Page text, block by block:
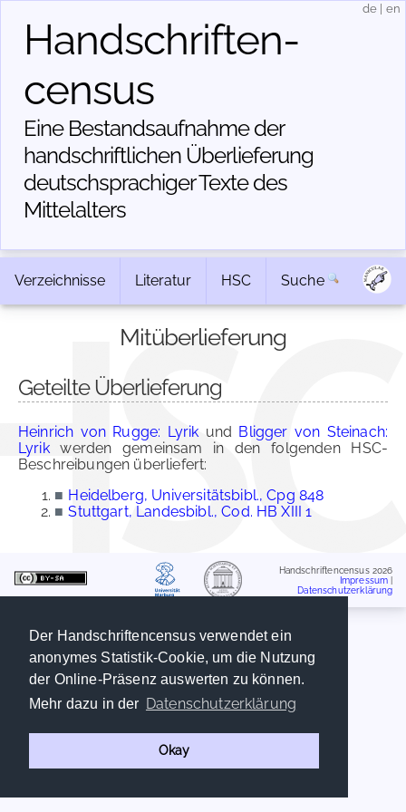
Der Handschriftencensus verwendet ein
anonymes Statistik-Cookie, um die Nutzung
der Online-Präsenz auswerten zu können.
Mehr dazu in der Datenschutzerklärung
Okay
Handschriften­
census
Eine Bestandsaufnahme der
handschriftlichen Über­lieferung
deutschsprachiger Texte des
Mittelalters
de en
Verzeichnisse Literatur HSC Suche
Mitüberlieferung
Geteilte Überlieferung
Heinrich von Rugge: Lyrikund Bligger von Steinach:
Lyrikwerden gemeinsam in den folgenden HSC-
Beschreibungen überliefert:
■ Heidelberg, Universitätsbibl., Cpg 848
■ Stuttgart, Landesbibl., Cod. HB XIII 1
Handschriftencensus 2026
Impressum
Datenschutzerklärung